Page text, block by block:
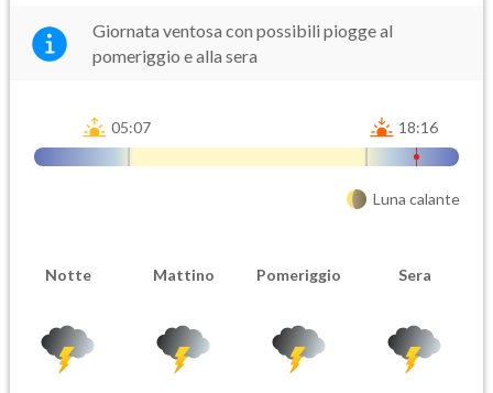
Giornata ventosa con possibili piogge al
pomeriggio e alla sera
05:07 18:16
Luna calante
Notte Mattino Pomeriggio Sera